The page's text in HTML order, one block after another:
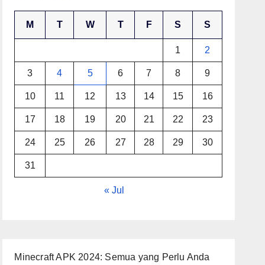
M T W T F S S
1 2
3 4 5 6 7 8 9
10 11 12 13 14 15 16
17 18 19 20 21 22 23
24 25 26 27 28 29 30
31
« Jul
Minecraft APK 2024: Semua yang Perlu Anda